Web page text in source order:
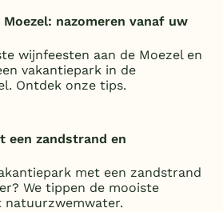
nazomeren vanaf uw
wijnfeesten aan de Moezel en
vakantiepark in de
Ontdek onze tips.
een zandstrand en
met een zandstrand
We tippen de mooiste
natuurzwemwater.